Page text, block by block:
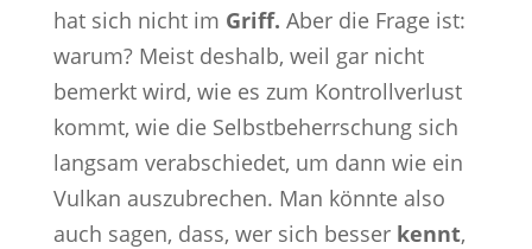
hat sich nicht im Griff. Aber die Frage ist:
warum? Meist deshalb, weil gar nicht
bemerkt wird, wie es zum Kontrollverlust
kommt, wie die Selbstbeherrschung sich
langsam verabschiedet, um dann wie ein
Vulkan auszubrechen. Man könnte also
auch sagen, dass, wer sich besser kennt,